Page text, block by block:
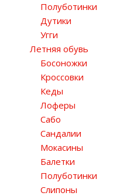
Полуботинки
Дутики
Угги
Летняя обувь
Босоножки
Кроссовки
Кеды
Лоферы
Сабо
Сандалии
Мокасины
Балетки
Полуботинки
Слипоны